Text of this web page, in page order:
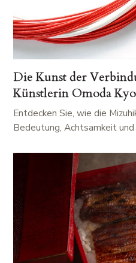
Die Kunst der
Künstlerin Omoda
Entdecken Sie, wie die
Bedeutung, Achtsamkeit